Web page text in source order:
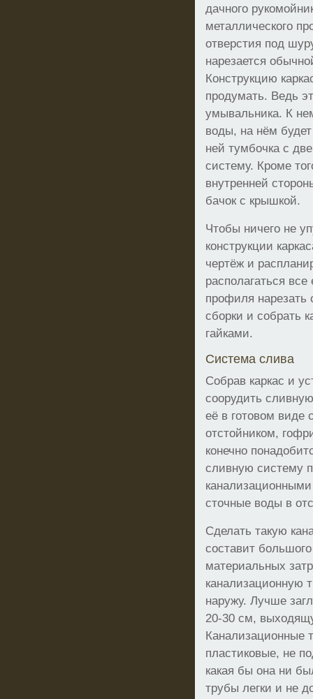
дачного
металлического
отверстия под
нарезается
Конструкцию
продумать. Ведь
умывальника. К
воды, на нём
ней тумбочка с
систему. Кроме
внутренней
бачок с крышкой.
Чтобы ничего не
конструкции
чертёж и
располагаться
профиля нарезать
сборки и собрать
гайками.
Система слива
Собрав каркас и
соорудить
её в готовом виде
отстойником,
конечно
сливную систему
сточные воды в
Сделать такую
составит
материальных
канализационную
наружу. Лучше
20-30 см,
Канализационные
пластиковые, не
какая бы она ни
трубы легки и не